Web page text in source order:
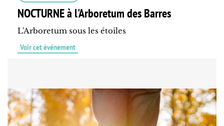
NOCTURNE à l'Arboretum des Barres
L'Arboretum sous les étoiles
Voir cet événement